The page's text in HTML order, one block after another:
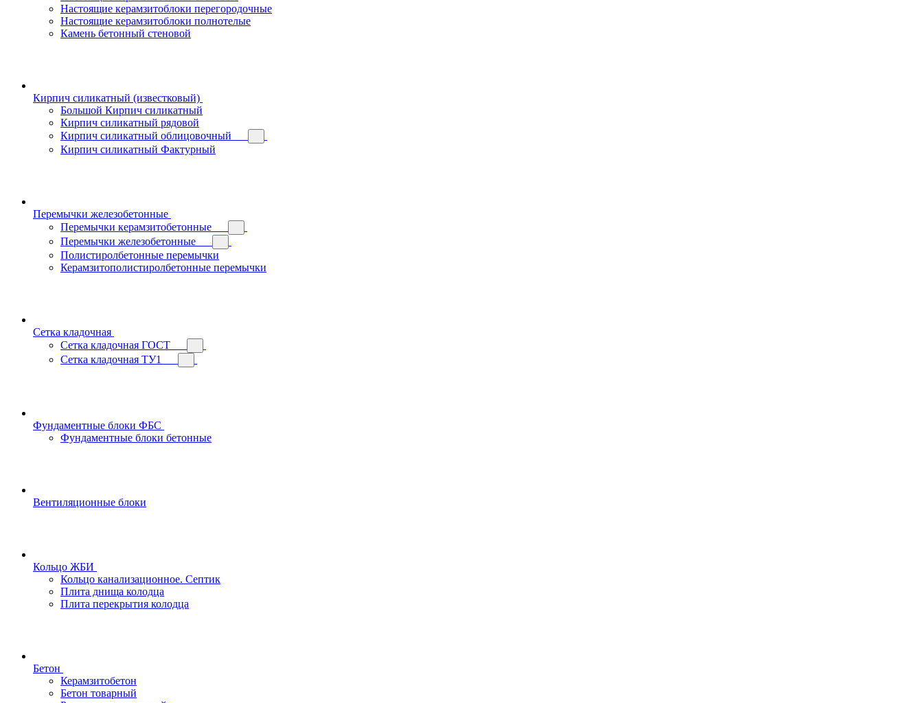
Настоящие керамзитоблоки перегородочные
Настоящие керамзитоблоки полнотелые
Камень бетонный стеновой
Кирпич силикатный (известковый)
Большой Кирпич силикатный
Кирпич силикатный рядовой
Кирпич силикатный облицовочный
Кирпич силикатный Фактурный
Перемычки железобетонные
Перемычки керамзитобетонные
Перемычки железобетонные
Полистиролбетонные перемычки
Керамзитополистиролбетонные перемычки
Сетка кладочная
Сетка кладочная ГОСТ
Сетка кладочная ТУ1
Фундаментные блоки ФБС
Фундаментные блоки бетонные
Вентиляционные блоки
Кольцо ЖБИ
Кольцо канализационное. Септик
Плита днища колодца
Плита перекрытия колодца
Бетон
Керамзитобетон
Бетон товарный